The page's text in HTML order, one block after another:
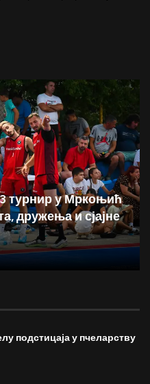
турнир у Мркоњић
дружења и сјајне
подстицаја у пчеларству